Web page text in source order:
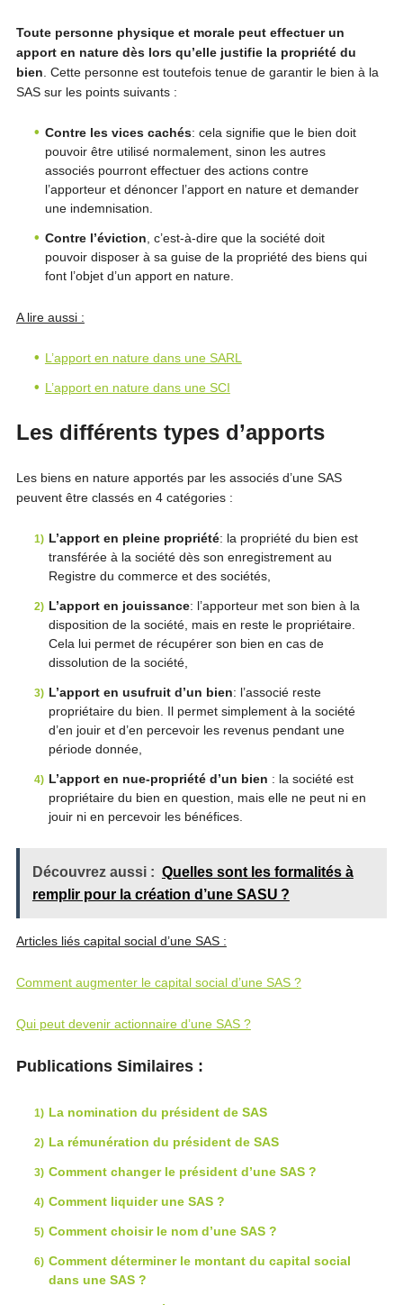
Toute personne physique et morale peut effectuer un
apport en nature dès lors qu’elle justifie la propriété du
bien . Cette personne est toutefois tenue de garantir le bien à la
SAS sur les points suivants :
Contre les vices cachés: cela signifie que le bien doit
pouvoir être utilisé normalement, sinon les autres
associés pourront effectuer des actions contre
l’apporteur et dénoncer l’apport en nature et demander
une indemnisation.
Contre l’éviction , c’est-à-dire que la société doit
pouvoir disposer à sa guise de la propriété des biens qui
font l’objet d’un apport en nature.
A lire aussi :
L’apport en nature dans une SARL
L’apport en nature dans une SCI
Les différents types d’apports
Les biens en nature apportés par les associés d’une SAS
peuvent être classés en 4 catégories :
L’apport en pleine propriété: la propriété du bien est
transférée à la société dès son enregistrement au
Registre du commerce et des sociétés,
L’apport en jouissance: l’apporteur met son bien à la
disposition de la société, mais en reste le propriétaire.
Cela lui permet de récupérer son bien en cas de
dissolution de la société,
L’apport en usufruit d’un bien: l’associé reste
propriétaire du bien. Il permet simplement à la société
d’en jouir et d’en percevoir les revenus pendant une
période donnée,
L’apport en nue-propriété d’un bien : la société est
propriétaire du bien en question, mais elle ne peut ni en
jouir ni en percevoir les bénéfices.
Découvrez aussi : Quelles sont les formalités à
remplir pour la création d’une SASU ?
Articles liés capital social d’une SAS :
Comment augmenter le capital social d’une SAS ?
Qui peut devenir actionnaire d’une SAS ?
Publications Similaires :
La nomination du président de SAS
La rémunération du président de SAS
Comment changer le président d’une SAS ?
Comment liquider une SAS ?
Comment choisir le nom d’une SAS ?
Comment déterminer le montant du capital social
dans une SAS ?